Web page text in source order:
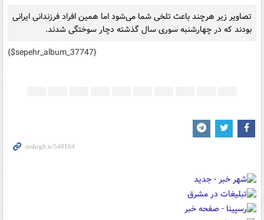
تصاویر زیر هرچند باعث تلخی شما می‌شود اما همین افراد فرزندانی ایرانی
بودند که در چهارشنبه سوری سال گذشته دچار سوختگی شدند.
{$sepehr_album_37747}